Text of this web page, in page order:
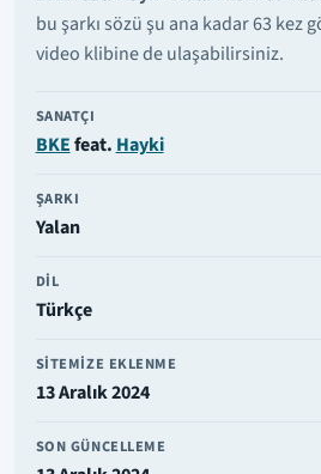
bu şarkı sözü şu ana kadar 63 kez
video klibine de ulaşabilirsiniz.
SANATÇI
BKEfeat.Hayki
ŞARKI
Yalan
DIL
Türkçe
SITEMIZE EKLENME
13 Aralık 2024
SON GÜNCELLEME